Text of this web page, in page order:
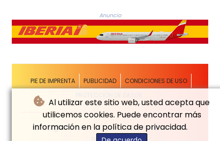
Al utilizar este sitio web, usted acepta que
utilicemos cookies. Puede encontrar más
información en la política de privacidad.
Anuncio
PIE DE IMPRENTA PUBLICIDAD
CONDICIONES DE USO
© El Siglo Futuro - 2026 - Todos los derechos
reservados